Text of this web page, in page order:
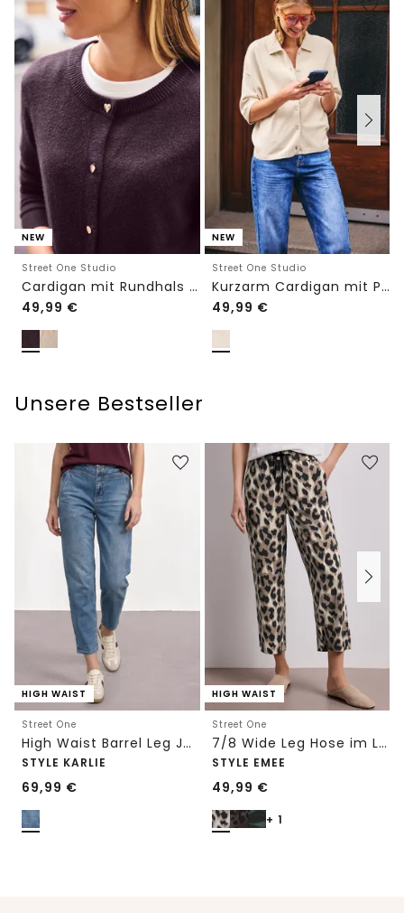
NEW
Street One Studio
Cardigan mit Rundhals und Knöpfen
49,99 €
NEW
Street One Studio
Kurzarm Cardigan mit Polokragen
49,99 €
Unsere Bestseller
HIGH WAIST
Street One
High Waist Barrel Leg Jeans im Loose Fit
STYLE KARLIE
69,99 €
HIGH WAIST
Street One
7/8 Wide Leg Hose im Loose Fit mit Print
STYLE EMEE
49,99 €
+ 1